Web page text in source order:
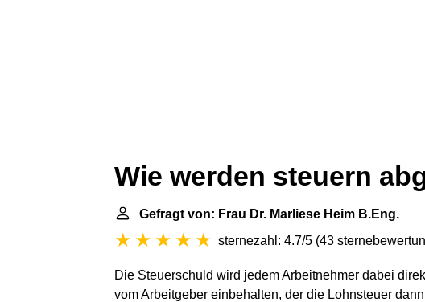
Wie werden steuern
Gefragt von: Frau Dr. Marliese Heim B.Eng.
sternezahl: 4.7/5 (43
Die Steuerschuld wird jedem Arbeitnehmer dabei
vom Arbeitgeber einbehalten, der die Lohnsteuer